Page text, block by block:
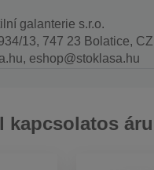
galanterie s.r.o.
13, 747 23 Bolatice, CZ
eshop@stoklasa.hu
kapcsolatos áru